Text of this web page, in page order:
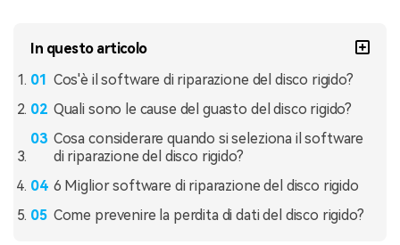
In questo articolo
Cos'è il software di riparazione del disco rigido?
Quali sono le cause del guasto del disco rigido?
Cosa considerare quando si seleziona il software
di riparazione del disco rigido?
6 Miglior software di riparazione del disco rigido
Come prevenire la perdita di dati del disco rigido?